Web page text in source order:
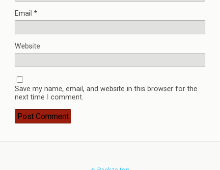
Email *
Website
Save my name, email, and website in this browser for the
next time I comment.